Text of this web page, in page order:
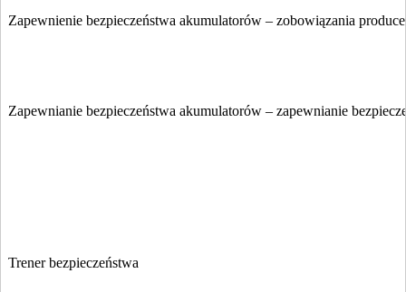
Zapewnienie bezpieczeństwa akumulatorów – zobowiązania
Zapewnianie bezpieczeństwa akumulatorów – zapewnianie
Trener bezpieczeństwa